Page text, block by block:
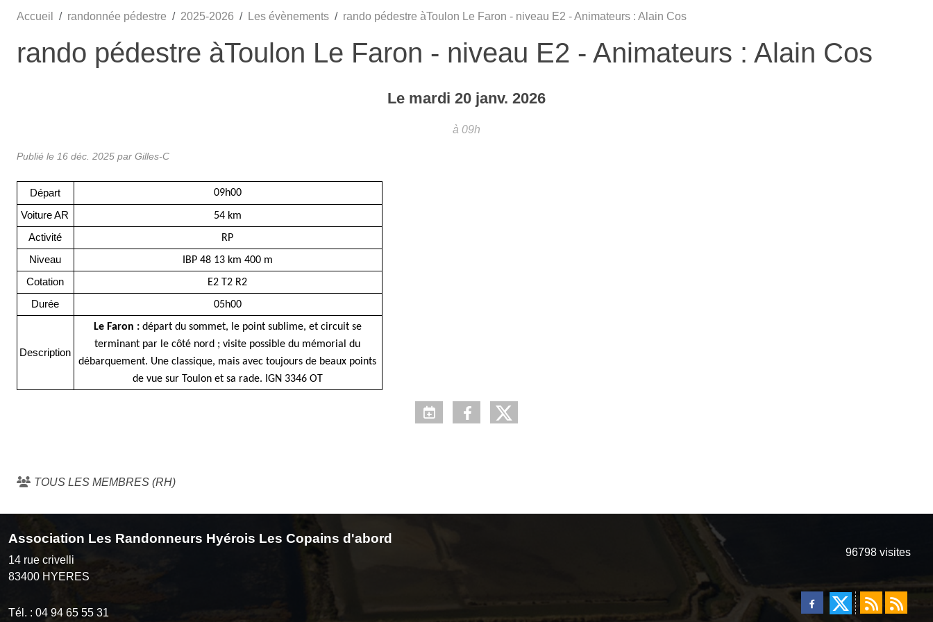
Accueil randonnée pédestre 2025-2026 Les évènements rando pédestre àToulon Le Faron - niveau E2 - Animateurs : Alain Cos
rando pédestre àToulon Le Faron - niveau E2 - Animateurs : Alain Cos
Le mardi 20 janv. 2026
à 09h
Publié le 16 déc. 2025 par Gilles-C
Départ 09h00
Voiture AR 54 km
Activité RP
Niveau IBP 48 13 km 400 m
Cotation E2 T2 R2
Durée 05h00
Description
Le Faron : départ du sommet, le point sublime, et circuit se
terminant par le côté nord ; visite possible du mémorial du
débarquement. Une classique, mais avec toujours de beaux points
de vue sur Toulon et sa rade. IGN 3346 OT
TOUS LES MEMBRES (RH)
Association Les Randonneurs Hyérois Les Copains d'abord
14 rue crivelli
83400 HYERES
Tél. : 04 94 65 55 31
96798 visites